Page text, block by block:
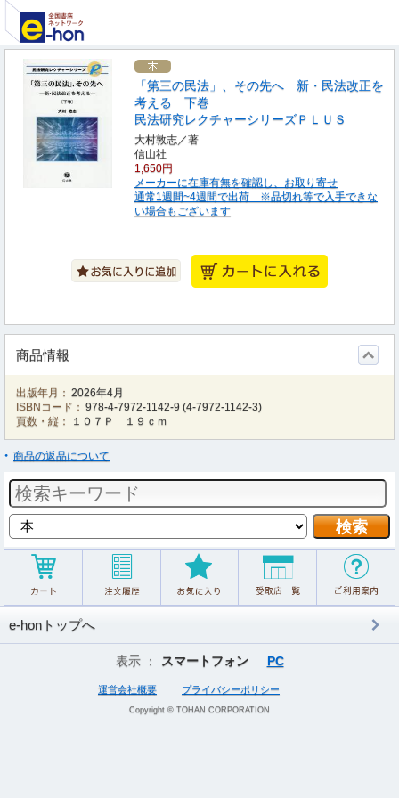
「第三の民法」、その先へ 新・民法改正を
考える 下巻
民法研究レクチャーシリーズＰＬＵＳ
大村敦志／著
信山社
1,650円
メーカーに在庫有無を確認し、お取り寄せ
通常1週間~4週間で出荷 ※品切れ等で入手できな
い場合もございます
商品情報
出版年月： 2026年4月
ISBNコード： 978-4-7972-1142-9 (4-7972-1142-3)
頁数・縦：
１０７Ｐ １９ｃｍ
商品の返品について
e-honトップへ
表示 ： スマートフォン PC
運営会社概要 プライバシーポリシー
Copyright © TOHAN CORPORATION